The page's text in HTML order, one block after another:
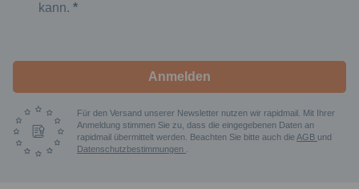
kann.
Anmelden
Für den Versand unserer Newsletter nutzen wir rapidmail. Mit Ihrer
Anmeldung stimmen Sie zu, dass die eingegebenen Daten an
rapidmail übermittelt werden. Beachten Sie bitte auch dieAGB und
Datenschutzbestimmungen